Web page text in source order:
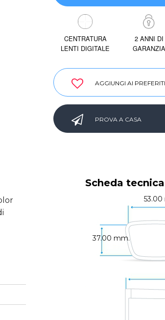
CENTRATURA
LENTI DIGITALE
2 ANNI DI
GARANZIA
AGGIUNGI AI PREFERITI
PROVA A CASA
Scheda tecnica
53.00
37.00 mm.